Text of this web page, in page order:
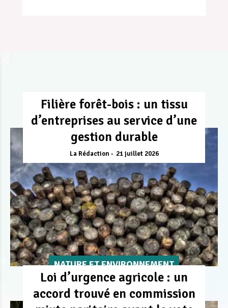
Filière forêt-bois : un tissu
d’entreprises au service d’une
gestion durable
La Rédaction 21 juillet 2026
NATURE ET ENVIRONNEMENT
Loi d’urgence agricole : un
accord trouvé en commission